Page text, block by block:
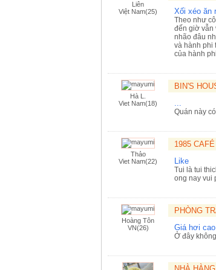
Liên
Việt Nam(25)
Xối xéo ăn
Theo như
đến giờ vẫn
nhão đâu
và hành phi
của hành
Hà L.
Viet Nam(18)
BIN'S
...
Quán này
Thảo
Viet Nam(22)
1985 CAFÉ
Like
Tui là tui
ong nay vui
Hoàng Tôn
VN(26)
PHÒNG
Giá hơi cao
Ở đây